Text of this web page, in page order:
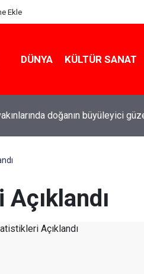
Ekle
DÜNYA KÜLTÜR SANAT
doğanın büyüleyici